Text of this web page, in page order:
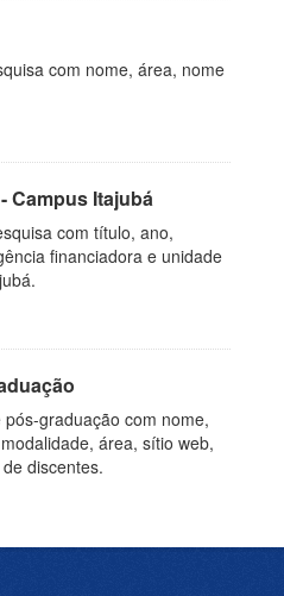
com nome, área, nome
Campus Itajubá
com título, ano,
financiadora e unidade
graduação com nome,
área, sítio web,
discentes.